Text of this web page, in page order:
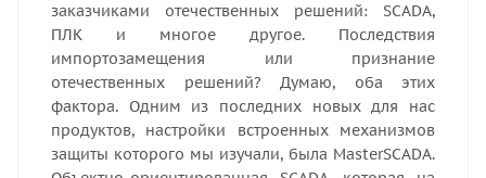
заказчиками отечественных решений: SCADA,
ПЛК и многое другое. Последствия
импортозамещения или признание
отечественных решений? Думаю, оба этих
фактора. Одним из последних новых для нас
продуктов, настройки встроенных механизмов
защиты которого мы изучали, была MasterSCADA.